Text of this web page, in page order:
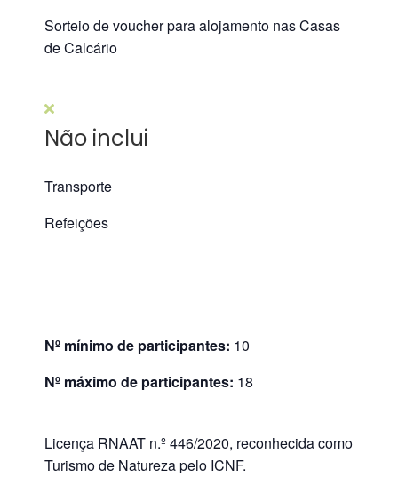
Sorteio de voucher para alojamento nasCasas
de Calcário
Não inclui
Transporte
Refeições
Nº mínimo de participantes: 10
Nº máximo de participantes: 18
Licença RNAAT n.º 446/2020, reconhecida como
Turismo de Natureza pelo ICNF.